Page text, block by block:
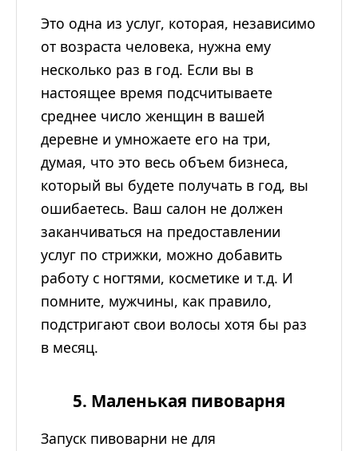
Это одна из услуг, которая, независимо
от возраста человека, нужна ему
несколько раз в год. Если вы в
настоящее время подсчитываете
среднее число женщин в вашей
деревне и умножаете его на три,
думая, что это весь объем бизнеса,
который вы будете получать в год, вы
ошибаетесь. Ваш салон не должен
заканчиваться на предоставлении
услуг по стрижки, можно добавить
работу с ногтями, косметике и т.д. И
помните, мужчины, как правило,
подстригают свои волосы хотя бы раз
в месяц.
5. Маленькая пивоварня
Запуск пивоварни не для